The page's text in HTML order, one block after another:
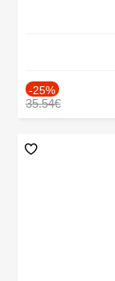
-25%
35.54€